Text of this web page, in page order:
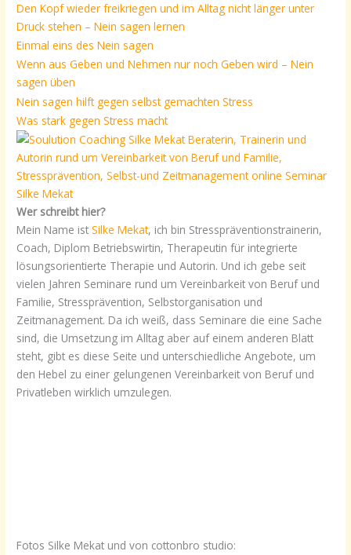
Den Kopf wieder freikriegen und im Alltag nicht länger unter
Druck stehen – Nein sagen lernen
Einmal eins des Nein sagen
Wenn aus Geben und Nehmen nur noch Geben wird – Nein
sagen üben
Nein sagen hilft gegen selbst gemachten Stress
Was stark gegen Stress macht
Wer schreibt hier?
Mein Name istSilke Mekat, ich bin Stresspräventionstrainerin,
Coach, Diplom Betriebswirtin, Therapeutin für integrierte
lösungsorientierte Therapie und Autorin. Und ich gebe seit
vielen Jahren Seminare rund um Vereinbarkeit von Beruf und
Familie, Stressprävention, Selbstorganisation und
Zeitmanagement. Da ich weiß, dass Seminare die eine Sache
sind, die Umsetzung im Alltag aber auf einem anderen Blatt
steht, gibt es diese Seite und unterschiedliche Angebote, um
den Hebel zu einer gelungenen Vereinbarkeit von Beruf und
Privatleben wirklich umzulegen.
Fotos Silke Mekat und von cottonbro studio: